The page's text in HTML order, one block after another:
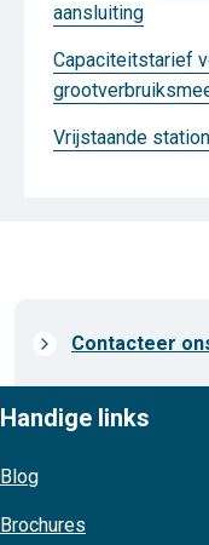
aansluiting
Capaciteitstarief
Vrijstaande
Prefooter
Contacteer
Handige links
Blog
Brochures